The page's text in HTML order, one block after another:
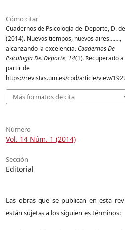
Cómo citar
Cuadernos de Psicología del Deporte, D.
(2014). Nuevos tiempos, nuevos aires…….,
alcanzando la excelencia.Cuadernos De
Psicología Del Deporte, 14(1). Recuperado a
partir de
https://revistas.um.es/cpd/article/view/
Más formatos de cita
Número
Vol. 14 Núm. 1 (2014)
Sección
Editorial
Las obras que se publican en esta
están sujetas a los siguientes términos: